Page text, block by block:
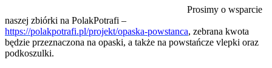
Prosimy o wsparcie
naszej zbiórki na PolakPotrafi –
https://polakpotrafi.pl/projekt/opaska-powstanca, zebrana kwota
będzie przeznaczona na opaski, a także na powstańcze vlepki oraz
podkoszulki.